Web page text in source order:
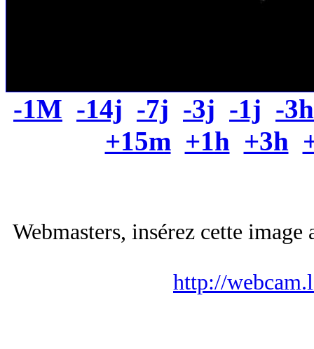
-1M -14j -7j -3j -1j -3h
+15m +1h +3h
Webmasters, insérez cette
http://